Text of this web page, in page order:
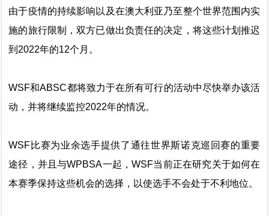
由于疫情的持续影响以及在澳大利亚乃至整个世界范围内实
施的旅行限制，双方已做出负责任的决定，将这些计划推迟
到2022年的12个月。
WSF和ABSC都将致力于在所有可行的活动中尽快举办该活
动，并将继续监控2022年的情况。
WSF比赛为业余选手提供了通往世界斯诺克巡回赛的重要
途径，并且与WPBSA一起，WSF当前正在研究关于如何在
本赛季保持这些机会的选择，以使选手不会处于不利地位。